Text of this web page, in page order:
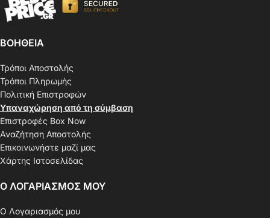
ΒΟΗΘΕΙΑ
Τρόποι Αποστολής
Τρόποι Πληρωμής
Πολιτική Επιστροφών
Υπαναχώρηση από τη σύμβαση
Επιστροφές Box Now
Αναζήτηση Αποστολής
Επικοινωνήστε μαζί μας
Χάρτης Ιστοσελίδας
Ο ΛΟΓΑΡΙΑΣΜΟΣ ΜΟΥ
Ο Λογαριασμός μου